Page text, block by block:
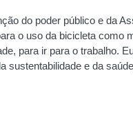
do poder público e da
o uso da bicicleta como
para ir para o trabalho.
e da